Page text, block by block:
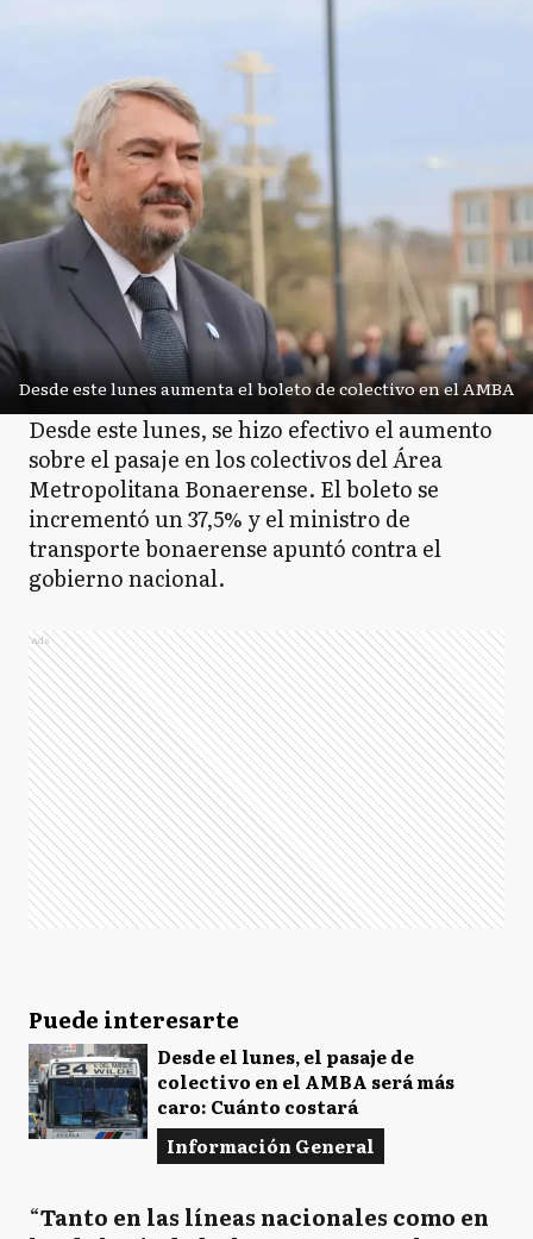
Desde este lunes aumenta el boleto de colectivo en el AMBA
Desde este lunes, se hizo efectivo el aumento
sobre el pasaje en los colectivos del Área
Metropolitana Bonaerense. El boleto se
incrementó un 37,5% y el ministro de
transporte bonaerense apuntó contra el
gobierno nacional.
Ads
Puede interesarte
Desde el lunes, el pasaje de
colectivo en el AMBA será más
caro: Cuánto costará
Información General
“Tanto en las líneas nacionales como en